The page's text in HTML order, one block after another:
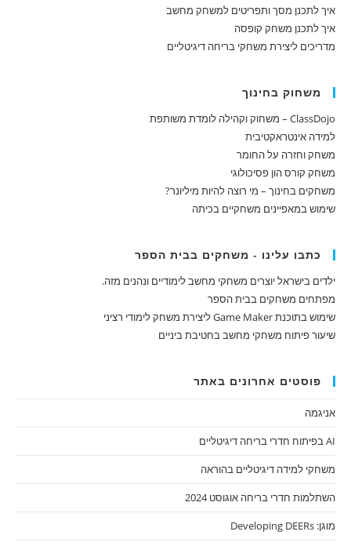
איך לתכנן מסך ותפריטים למשחק מחשב
איך לתכנן משחק קופסה
מדריכים ליצירת משחקי בריחה דיגיטליים
משחוק בחינוך
ClassDojo – משחוק וקהילה לומדת משותפת
למידה אינטראקטיבית
משחק וחזרה על החומר
משחק קורס הון פסיכולוגי
משחקים בחינוך – מי רוצה להיות מיליונר?
שימוש במאפיינים משחקיים בכיתה
כתבו עלינו - משחקים בבית הספר
ילדים בישראל יוצרים משחקי מחשב לימודיים ונהנים מזה.
מפתחים משחקים בבית הספר
שימוש בתוכנת Game Maker ליצירת משחק לימודי רציני
שיעור פיתוח משחקי מחשב בחטיבת ביניים
פוסטים אחרונים באתר
אניגמה
AI בפיתוח חדרי בריחה דיגיטליים
משחקי למידה דיגיטליים בהוראה
השתלמות חדרי בריחה אוגוסט 2024
מוגן: Developing DEERs